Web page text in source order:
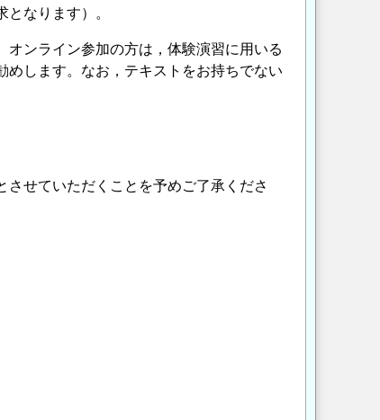
なります）。
ンライン参加の方は，体験演習に用いる
します。なお，テキストをお持ちでない
せていただくことを予めご了承くださ